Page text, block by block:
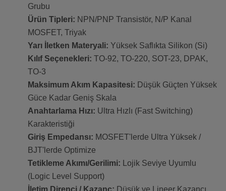
Grubu
Ürün Tipleri: NPN/PNP Transistör, N/P Kanal
MOSFET, Triyak
Yarı İletken Materyali: Yüksek Saflıkta Silikon (Si)
Kılıf Seçenekleri: TO-92, TO-220, SOT-23, DPAK,
TO-3
Maksimum Akım Kapasitesi: Düşük Güçten Yüksek
Güce Kadar Geniş Skala
Anahtarlama Hızı: Ultra Hızlı (Fast Switching)
Karakteristiği
Giriş Empedansı: MOSFET'lerde Ultra Yüksek /
BJT'lerde Optimize
Tetikleme Akımı/Gerilimi: Lojik Seviye Uyumlu
(Logic Level Support)
İletim Direnci / Kazanç: Düşük ve Lineer Kazancı